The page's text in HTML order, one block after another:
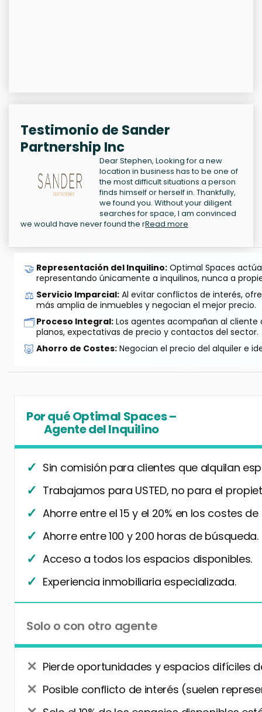
Testimonio de Sander
Partnership Inc
Dear Stephen, Looking for a new
location in business has to be one of
the most difficult situations a person
finds himself or herself in. Thankfully,
we found you. Without your diligent
searches for space, I am convinced
we would have never found the rRead more
🤝 Representación del Inquilino: Optimal Spaces
representando únicamente a inquilinos, nunca a
⚖️ Servicio Imparcial: Al evitar conflictos de interés,
más amplia de inmuebles y negocian el mejor precio.
🗂️Proceso Integral: Los agentes acompañan al
planos, expectativas de precio y contactos del sector.
🐷 Ahorro de Costes: Negocian el precio del alquiler e
Por qué Optimal Spaces –
Agente del Inquilino
Sin comisión para clientes que alquilan
Trabajamos para USTED, no para el
Ahorre entre el 15 y el 20% en los costes
Ahorre entre 100 y 200 horas de búsqueda.
Acceso a todos los espacios disponibles.
Experiencia inmobiliaria especializada.
Solo o con otro agente
Pierde oportunidades y espacios difíciles
Posible conflicto de interés (suelen